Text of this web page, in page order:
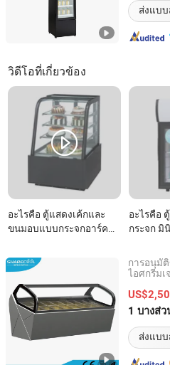
ส่งแบ
วิดีโอที่เกี่ยวข้อง
อะไรคือ ตู้แสดงเค้กและ
ขนมอบแบบกระจกอาร์คมื
พร้อมชั้นวางที่ปรับได้
อะไรคือ
กระจก มิ
สำหรับร้
การอนุมั
ไอศกรีมเ
1 บางส่
ส่งแบ
Foshan Sharecool Refrigeration
Guangdong, China